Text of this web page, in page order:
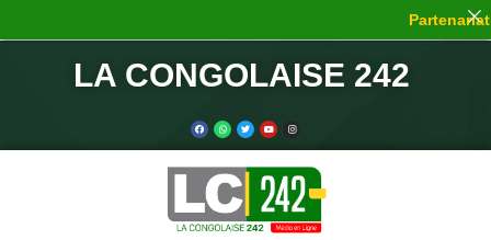
LA CONGOLAISE 242
Partenariat